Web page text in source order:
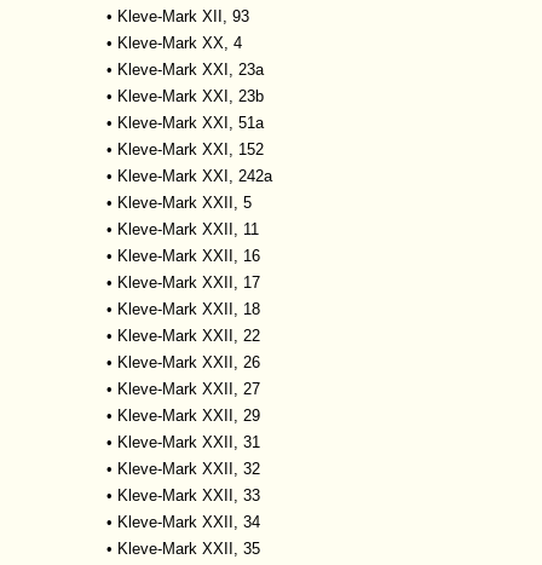
• Kleve-Mark XII, 93
• Kleve-Mark XX, 4
• Kleve-Mark XXI, 23a
• Kleve-Mark XXI, 23b
• Kleve-Mark XXI, 51a
• Kleve-Mark XXI, 152
• Kleve-Mark XXI, 242a
• Kleve-Mark XXII, 5
• Kleve-Mark XXII, 11
• Kleve-Mark XXII, 16
• Kleve-Mark XXII, 17
• Kleve-Mark XXII, 18
• Kleve-Mark XXII, 22
• Kleve-Mark XXII, 26
• Kleve-Mark XXII, 27
• Kleve-Mark XXII, 29
• Kleve-Mark XXII, 31
• Kleve-Mark XXII, 32
• Kleve-Mark XXII, 33
• Kleve-Mark XXII, 34
• Kleve-Mark XXII, 35